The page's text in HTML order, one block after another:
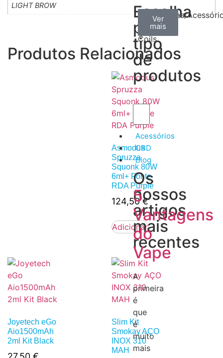
Escolha
por
tipo
de
produtos
Arame
Coils
Ver
mais
Algodão
Ver
mais
Ferramentas/
Ver
mais
Acessórios
CBD
Blog
Os
nossos
artigos
mais
recentes
5
Vantagens
do
Vape
A
primeira
é
que
é
muito
mais
LIGHT BROW
Produtos Relacionados
Asmodus
Spruzza
Squonk 80W
6ml+ Fonte
RDA Purple
124,50€
Adicionar
Joyetech eGo
Aio1500mAh
2ml Kit Black
Slim Kit
Smokay AÇO
INOX 310
MAH